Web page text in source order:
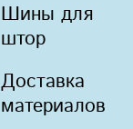
Шины для
штор
Доставка
материалов